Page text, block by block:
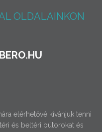
OLDALAINKON
elérhetővé kívánjuk tenni
és beltéri bútorokat és